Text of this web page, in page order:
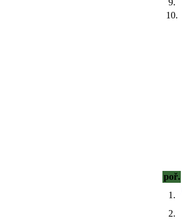
9.
10.
poř.
1.
2.